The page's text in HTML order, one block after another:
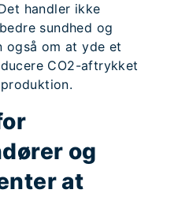
handler ikke
sundhed og
også om at yde et
CO2-aftrykket
og
at